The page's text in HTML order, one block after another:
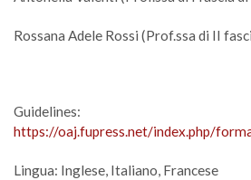
Rossana Adele Rossi (Prof.ssa di II
Guidelines:
https://oaj.fupress.net/index.php/
Lingua: Inglese, Italiano, Francese